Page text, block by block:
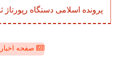
پرونده اسلامی دستگاه رپورتاژ
صفحه